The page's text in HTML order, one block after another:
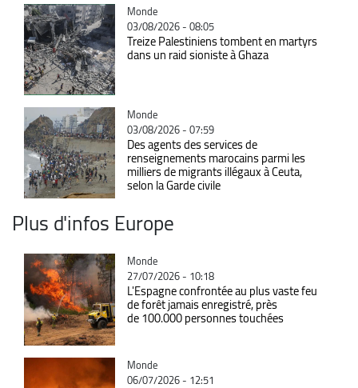
Catégorie
Monde
03/08/2026 - 08:05
Treize Palestiniens tombent en martyrs
dans un raid sioniste à Ghaza
Catégorie
Monde
03/08/2026 - 07:59
Des agents des services de
renseignements marocains parmi les
milliers de migrants illégaux à Ceuta,
selon la Garde civile
Plus d'infos Europe
Catégorie
Monde
27/07/2026 - 10:18
L'Espagne confrontée au plus vaste feu
de forêt jamais enregistré, près
de 100.000 personnes touchées
Catégorie
Monde
06/07/2026 - 12:51